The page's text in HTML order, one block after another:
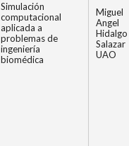
Simulación
computacional
aplicada a
problemas de
ingeniería
biomédica
Miguel
Angel
Hidalgo
Salazar
UAO